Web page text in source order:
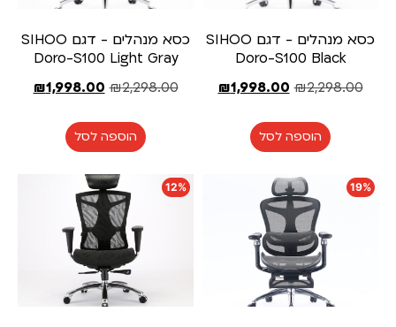
כסא מנהלים - דגם SIHOO
Doro-S100 Black
₪2,298.00
₪1,998.00
הוספה לסל
כסא מנהלים - דגם SIHOO
Doro-S100 Light Gray
₪2,298.00
₪1,998.00
הוספה לסל
19%
12%